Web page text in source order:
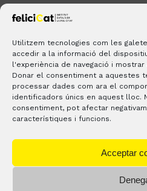
Utilitzem tecnologies com les
accedir a la informació del
l'experiència de navegació i
Donar el consentiment a aquestes
processar dades com ara el
identificadors únics en aquest lloc.
consentiment, pot afectar
característiques i funcions.
Acceptar
LinkedIn
BLOGS CONTACTE